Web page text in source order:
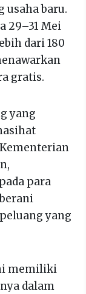
usaha baru.
29–31 Mei
dari 180
gratis.
yang
para
yang
memiliki
dalam